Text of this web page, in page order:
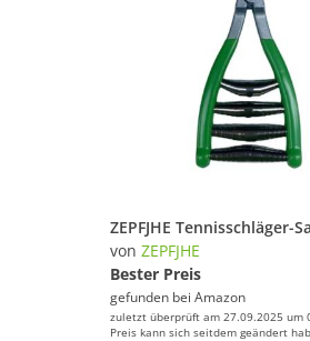
von ZEPFJHE
Bester Preis
gefunden bei Amazon
zuletzt überprüft am 27.09.2025 um
Preis kann sich seitdem geändert